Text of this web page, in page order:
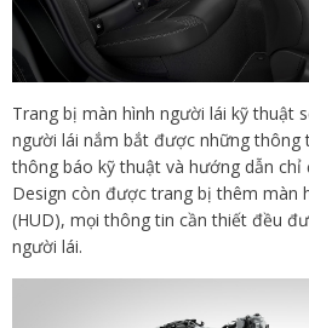
Trang bị màn hình người lái kỹ thuật
người lái nắm bắt được những thông
thông báo kỹ thuật và hướng dẫn chỉ
Design còn được trang bị thêm màn
(HUD), mọi thông tin cần thiết đều
người lái.